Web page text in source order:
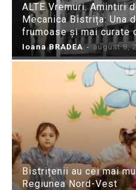
ALTE Vremuri. Amintiri
Mecanica Bistrița: Una
frumoase și mai curate
Ioana BRADEA - august 8,
Bistrițenii au cei mai
Regiunea Nord-Vest